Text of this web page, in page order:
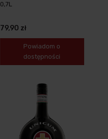
0,7L
79,90 zł
Powiadom o
dostępności